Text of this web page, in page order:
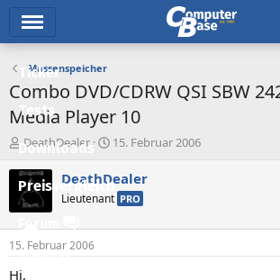
Ticker
Tests
Downloads
Preisvergleich
Forum
Aktuelles
Massenspeicher
Combo DVD/CDRW QSI SBW
Media Player 10
E
r
s
t
e
e
DeathDealer
E
s
e
t
15. Februar 2006
DeathDealer
Lieutenant PRO
15. Februar 2006
Hi,